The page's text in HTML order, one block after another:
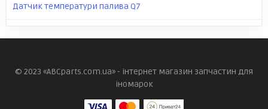
Датчик температури палива Q7
© 2023 «ABCparts.com.ua» - інтернет магазин запчастин для
іномарок